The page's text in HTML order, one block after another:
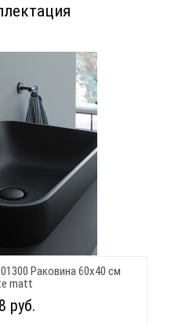
Раковина 60х40 см
matt
руб.